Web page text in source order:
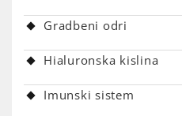
Gradbeni odri
Hialuronska kislina
Imunski sistem